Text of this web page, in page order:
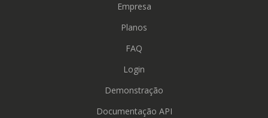
Empresa
Planos
FAQ
Login
Demonstração
Documentação API